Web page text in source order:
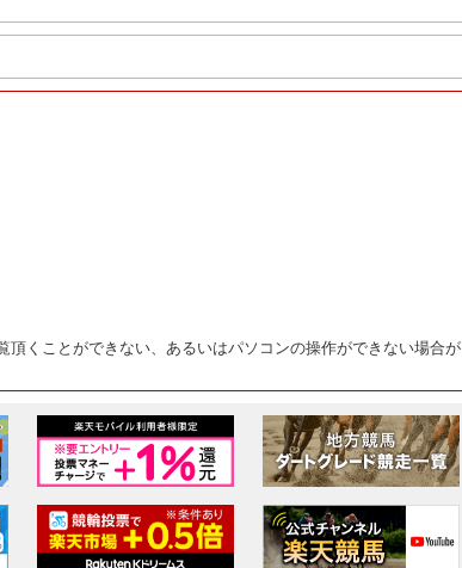
くことができない、あるいはパソコンの操作ができない場合が